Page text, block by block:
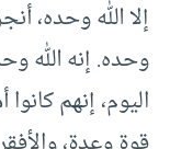
إلا الله وحده،
وحده. إنه الله
اليوم، إنهم